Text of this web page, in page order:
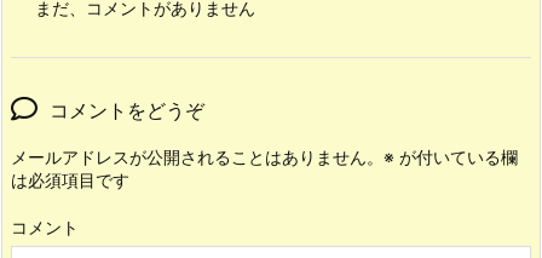
まだ、コメントがありません
コメントをどうぞ
メールアドレスが公開されることはありません。 ※ が付いている欄
は必須項目です
コメント